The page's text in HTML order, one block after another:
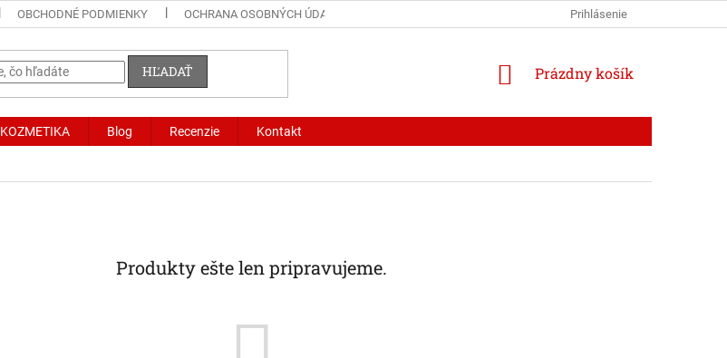
OBCHODNÉ PODMIENKY OCHRANA OSOBNÝCH ÚDAJOV Prihlásenie
HĽADAŤ
NÁKUPNÝ
Prázdny košík
KOZMETIKA Blog Recenzie Kontakt
Produkty ešte len pripravujeme.